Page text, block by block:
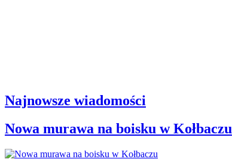
Najnowsze wiadomości
Nowa murawa na boisku w Kołbaczu